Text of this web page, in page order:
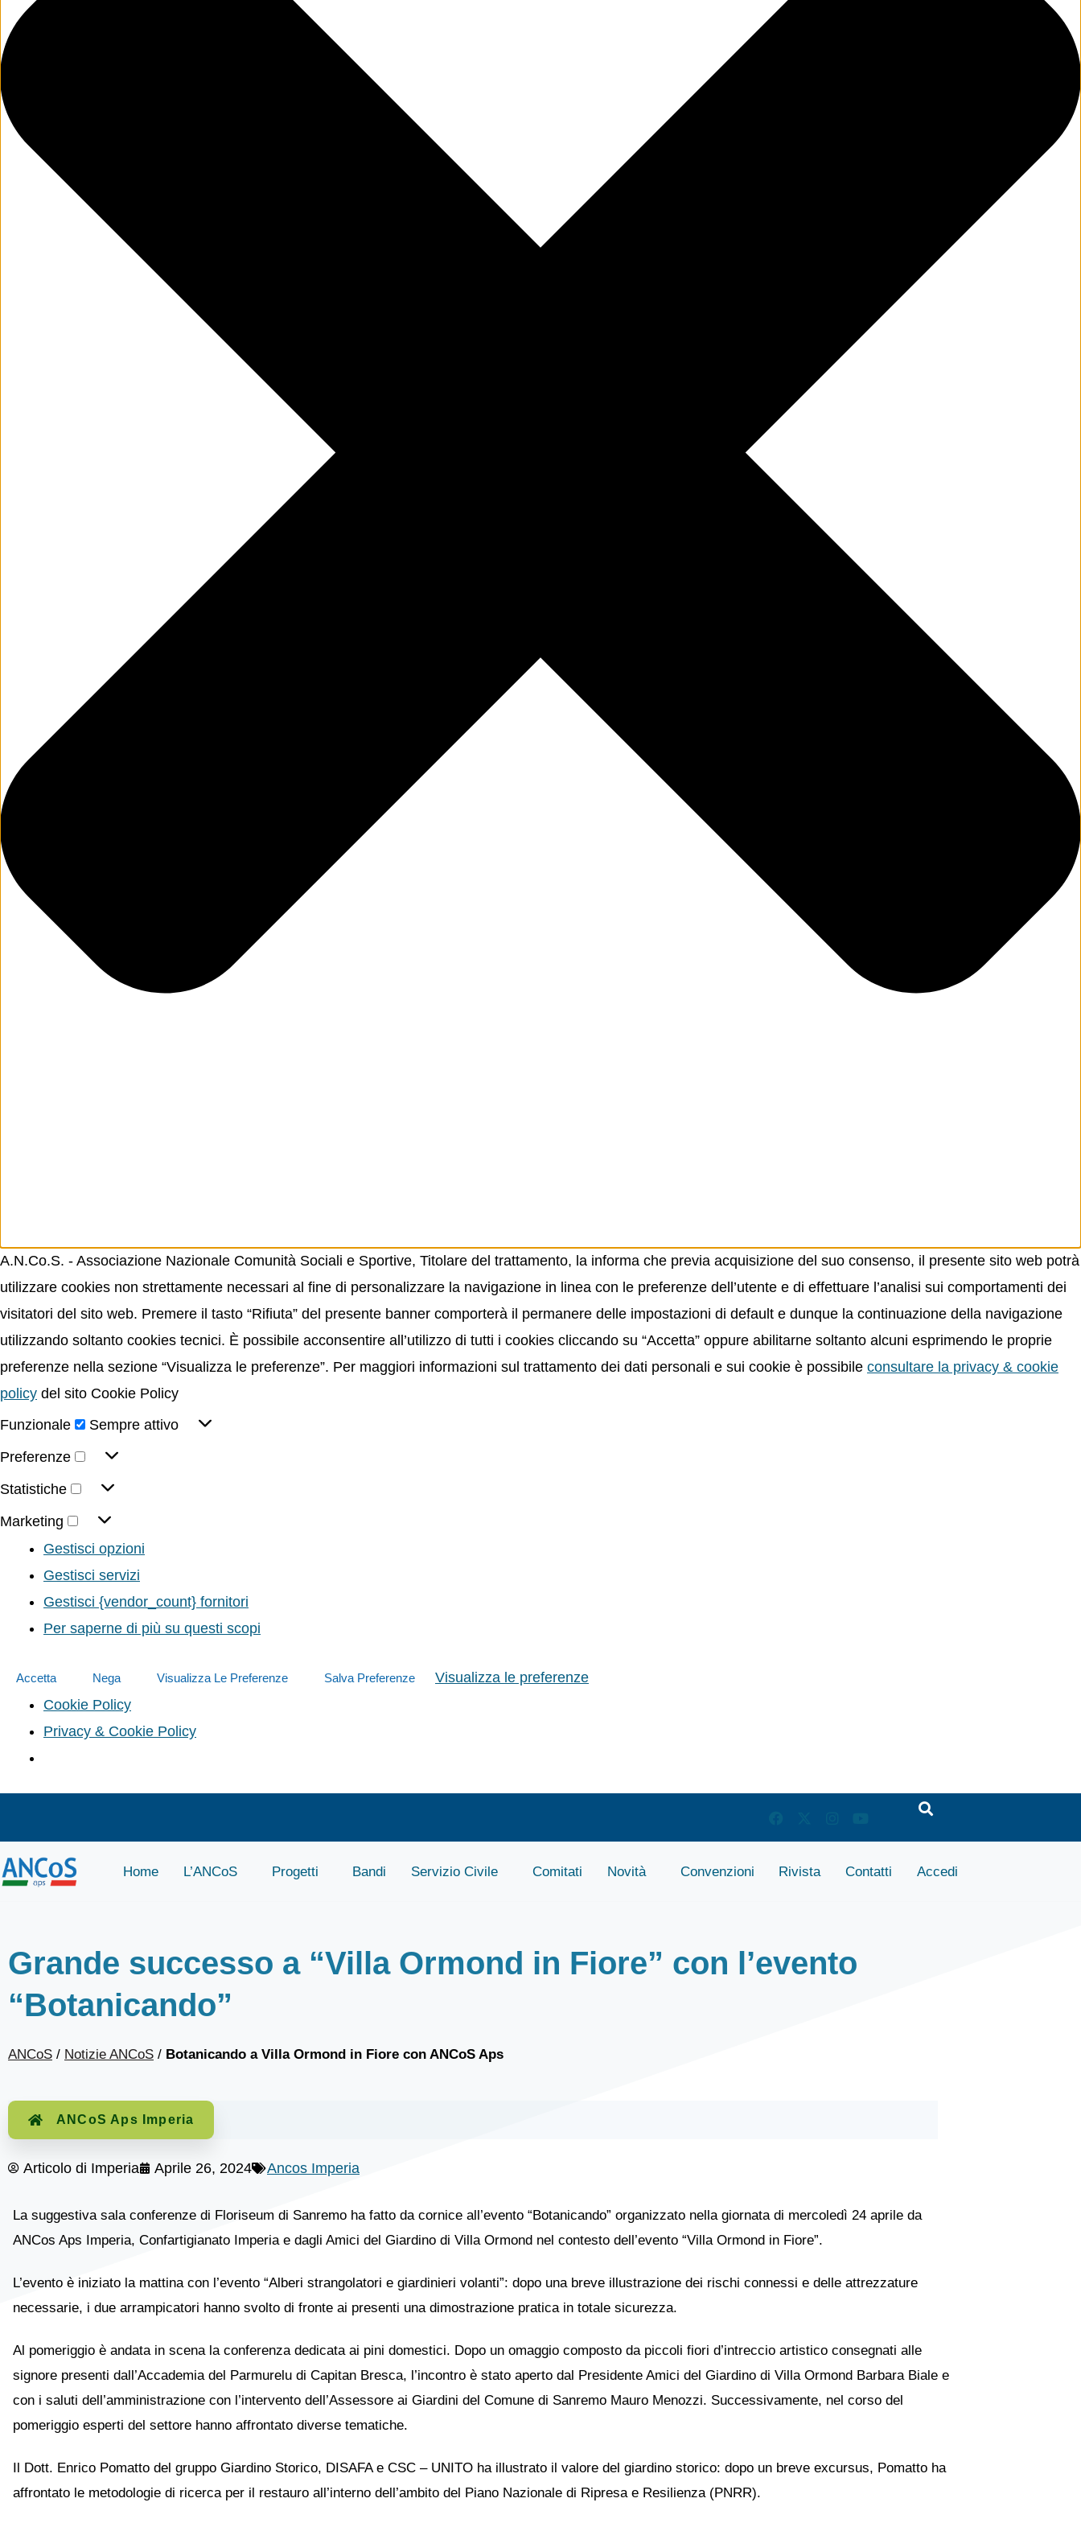
A.N.Co.S. - Associazione Nazionale Comunità Sociali e Sportive, Titolare del trattamento, la informa che previa acquisizione del suo consenso, il presente sito web potrà
utilizzare cookies non strettamente necessari al fine di personalizzare la navigazione in linea con le preferenze dell’utente e di effettuare l’analisi sui comportamenti dei
visitatori del sito web. Premere il tasto “Rifiuta” del presente banner comporterà il permanere delle impostazioni di default e dunque la continuazione della navigazione
utilizzando soltanto cookies tecnici. È possibile acconsentire all’utilizzo di tutti i cookies cliccando su “Accetta” oppure abilitarne soltanto alcuni esprimendo le proprie
preferenze nella sezione “Visualizza le preferenze”. Per maggiori informazioni sul trattamento dei dati personali e sui cookie è possibile consultare la privacy & cookie
policy del sito Cookie Policy
Funzionale
Sempre attivo
Preferenze
Statistiche
Marketing
Gestisci opzioni
Gestisci servizi
Gestisci {vendor_count} fornitori
Per saperne di più su questi scopi
Accetta Nega Visualizza Le Preferenze Salva Preferenze
Visualizza le preferenze
Cookie Policy
Privacy & Cookie Policy
Home L’ANCoS Progetti Bandi Servizio Civile Comitati Novità Convenzioni Rivista Contatti Accedi
Grande successo a “Villa Ormond in Fiore” con l’evento
“Botanicando”
ANCoS / Notizie ANCoS / Botanicando a Villa Ormond in Fiore con ANCoS Aps
ANCoS Aps Imperia
Articolo di Imperia Aprile 26, 2024 Ancos Imperia
La suggestiva sala conferenze di Floriseum di Sanremo ha fatto da cornice all’evento “Botanicando” organizzato nella giornata di mercoledì 24 aprile da
ANCos Aps Imperia, Confartigianato Imperia e dagli Amici del Giardino di Villa Ormond nel contesto dell’evento “Villa Ormond in Fiore”.
L’evento è iniziato la mattina con l’evento “Alberi strangolatori e giardinieri volanti”: dopo una breve illustrazione dei rischi connessi e delle attrezzature
necessarie, i due arrampicatori hanno svolto di fronte ai presenti una dimostrazione pratica in totale sicurezza.
Al pomeriggio è andata in scena la conferenza dedicata ai pini domestici. Dopo un omaggio composto da piccoli fiori d’intreccio artistico consegnati alle
signore presenti dall’Accademia del Parmurelu di Capitan Bresca, l’incontro è stato aperto dal Presidente Amici del Giardino di Villa Ormond Barbara Biale e
con i saluti dell’amministrazione con l’intervento dell’Assessore ai Giardini del Comune di Sanremo Mauro Menozzi. Successivamente, nel corso del
pomeriggio esperti del settore hanno affrontato diverse tematiche.
Il Dott. Enrico Pomatto del gruppo Giardino Storico, DISAFA e CSC – UNITO ha illustrato il valore del giardino storico: dopo un breve excursus, Pomatto ha
affrontato le metodologie di ricerca per il restauro all’interno dell’ambito del Piano Nazionale di Ripresa e Resilienza (PNRR).